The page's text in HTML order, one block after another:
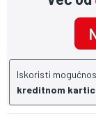
Iskoristi
kreditnom